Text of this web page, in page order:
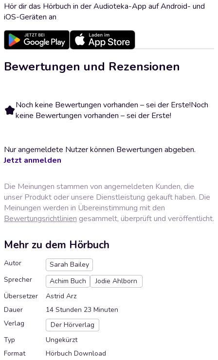
Hör dir das Hörbuch in der Audioteka-App auf Android- und
iOS-Geräten an
Bewertungen und Rezensionen
Noch keine Bewertungen vorhanden – sei der Erste!Noch
keine Bewertungen vorhanden – sei der Erste!
Nur angemeldete Nutzer können Bewertungen abgeben.
Jetzt anmelden
Die Meinungen stammen von angemeldeten Kunden, die
unser Produkt oder unsere Dienstleistung gekauft haben. Die
Meinungen werden in Übereinstimmung mit den
Bewertungsrichtlinien gesammelt, überprüft und veröffentlicht.
Mehr zu dem Hörbuch
Autor
Sarah Bailey
Sprecher
Achim Buch
Jodie Ahlborn
Übersetzer
Astrid Arz
Dauer
14 Stunden 23 Minuten
Verlag
Der Hörverlag
Typ
Ungekürzt
Format
Hörbuch Download